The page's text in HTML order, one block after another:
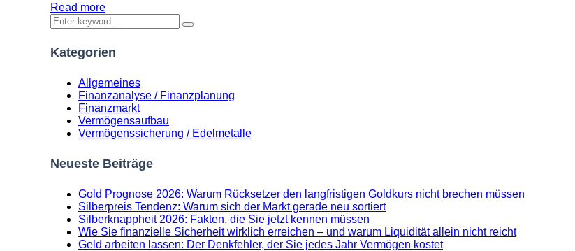
Read more
Kategorien
Allgemeines
Finanzanalyse / Finanzplanung
Finanzmarkt
Vermögensaufbau
Vermögenssicherung / Edelmetalle
Neueste Beiträge
Gold Prognose 2026: Warum Rücksetzer den langfristigen Goldkurs nicht brechen müssen
Silberpreis Tendenz: Warum sich der Markt gerade neu sortiert
Silberknappheit 2026: Fakten, die Sie jetzt kennen müssen
Wie Sie finanzielle Sicherheit wirklich erreichen – und warum Liquidität allein nicht reicht
Geld arbeiten lassen: Der Denkfehler, der Sie jedes Jahr Vermögen kostet